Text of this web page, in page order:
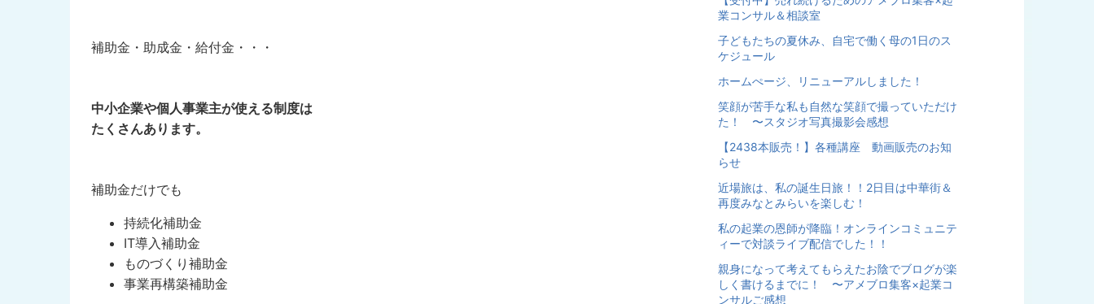
補助金・助成金・給付金・・・
中小企業や個人事業主が使える制度は
たくさんあります。
補助金だけでも
持続化補助金
IT導入補助金
ものづくり補助金
事業再構築補助金
業コンサル＆相談室
子どもたちの夏休み、自宅で働く母の1日のス
ケジュール
ホームぺージ、リニューアルしました！
笑顔が苦手な私も自然な笑顔で撮っていただけ
た！ 〜スタジオ写真撮影会感想
【2438本販売！】各種講座 動画販売のお知
らせ
近場旅は、私の誕生日旅！！2日目は中華街＆
再度みなとみらいを楽しむ！
私の起業の恩師が降臨！オンラインコミュニテ
ィーで対談ライブ配信でした！！
親身になって考えてもらえたお陰でブログが楽
しく書けるまでに！ 〜アメブロ集客×起業コ
ンサルご感想